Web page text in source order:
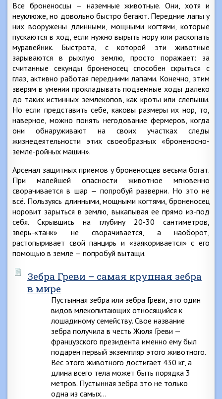
Все броненосцы — наземные животные. Они, хотя и
неуклюже, но довольно быстро бегают. Передние лапы у
них вооружены длинными, мощными когтями, которые
пускаются в ход, если нужно вырыть нору или раскопать
муравейник. Быстрота, с которой эти животные
зарываются в рыхлую землю, просто поражает: за
считанные секунды броненосец способен скрыться с
глаз, активно работая передними лапами. Конечно, этим
зверям в умении прокладывать подземные ходы далеко
до таких истинных землекопов, как кроты или слепыши.
Но если представить себе, каковы размеры их нор, то,
наверное, можно понять негодование фермеров, когда
они обнаруживают на своих участках следы
жизнедеятельности этих своеобразных «броненосно-
земле-ройных машин».
Арсенал защитных приемов у броненосцев весьма богат.
При малейшей опасности животное мгновенно
сворачивается в шар — попробуй разверни. Но это не
всё. Пользуясь длинными, мощными когтями, броненосец
норовит зарыться в землю, выкапывая ее прямо из-под
себя. Скрывшись на глубину 20-30 сантиметров,
зверь-«танк» не сворачивается, а наоборот,
растопыривает свой панцирь и «заякоривается» с его
помощью в земле — попробуй вытащи.
Зебра Греви – самая крупная зебра
в мире
Пустынная зебра или зебра Греви, это один
видов млекопитающих относящийся к
лошадиному семейству. Свое название
зебра получила в честь Жюля Греви —
французского президента именно ему был
подарен первый экземпляр этого животного.
Вес этого животного достигает 430 кг, а
длина всего тела может быть порядка 3
метров. Пустынная зебра это не только
одна из самых…